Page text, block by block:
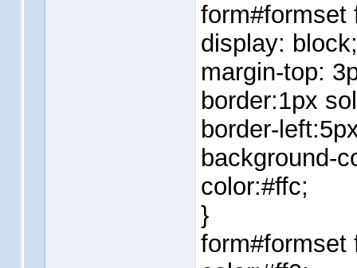
form#formset
display: block;
margin-top:
border:1px
border-
background-
color:#ffc;
}
form#formset